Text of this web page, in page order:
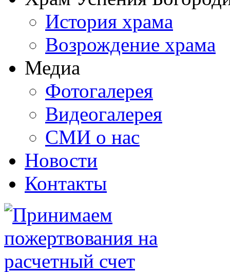
История храма
Возрождение храма
Медиа
Фотогалерея
Видеогалерея
СМИ о нас
Новости
Контакты